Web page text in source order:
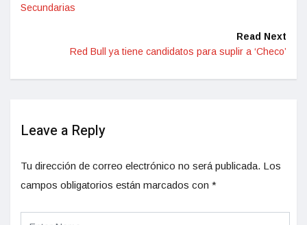
Secundarias
Read Next
Red Bull ya tiene candidatos para suplir a ‘Checo’
Leave a Reply
Tu dirección de correo electrónico no será publicada. Los
campos obligatorios están marcados con *